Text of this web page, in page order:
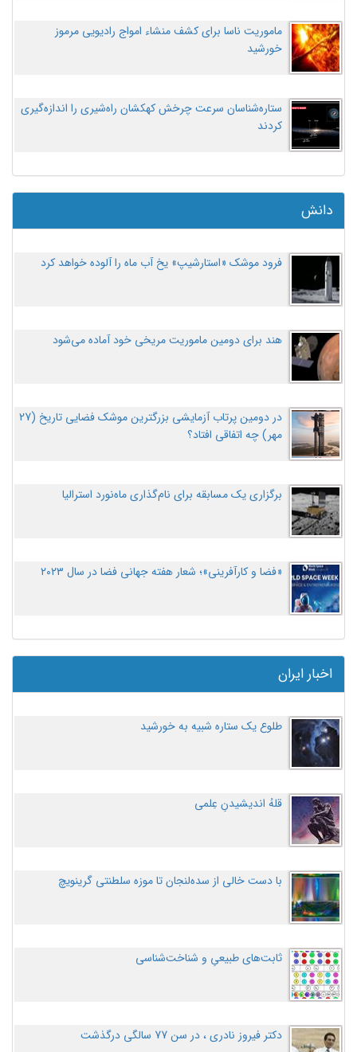
ماموریت ناسا برای کشف منشاء امواج رادیویی مرموز
خورشید
ستاره‌شناسان سرعت چرخش کهکشان راه‌شیری را اندازه‌گیری
کردند
دانش
فرود موشک «استارشیپ» یخ آب ماه را آلوده خواهد کرد
هند برای دومین ماموریت مریخی خود آماده می‌شود
در دومین پرتاب آزمایشی بزرگترین موشک فضایی تاریخ (27
مهر‌) چه اتفاقی افتاد؟
برگزاری یک مسابقه برای نام‌گذاری ماه‌نورد استرالیا
«فضا و کارآفرینی»؛ شعار هفته جهانی فضا در سال ۲۰۲۳
اخبار ایران
طلوع یک ستاره شبیه به خورشید
قلهُ اندیشیدنِ عِلمی
با دست خالی از سده‌لنجان تا موزه سلطنتی گرینویچ
ثابت‌های طبیعیِ و شناخت‌شناسی
دکتر فیروز نادری ، در سن 77 سالگی درگذشت